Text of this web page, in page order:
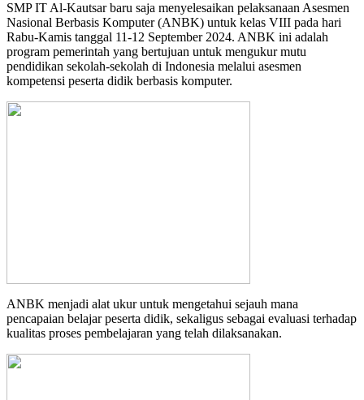
SMP IT Al-Kautsar baru saja menyelesaikan pelaksanaan Asesmen
Nasional Berbasis Komputer (ANBK) untuk kelas VIII pada hari
Rabu-Kamis tanggal 11-12 September 2024. ANBK ini adalah
program pemerintah yang bertujuan untuk mengukur mutu
pendidikan sekolah-sekolah di Indonesia melalui asesmen
kompetensi peserta didik berbasis komputer.
ANBK menjadi alat ukur untuk mengetahui sejauh mana
pencapaian belajar peserta didik, sekaligus sebagai evaluasi terhadap
kualitas proses pembelajaran yang telah dilaksanakan.